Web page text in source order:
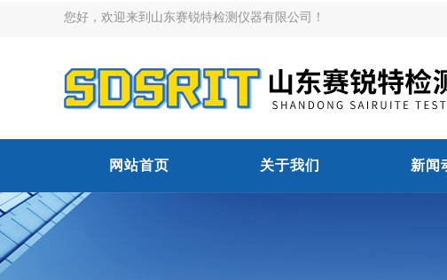
您好，欢迎来到山东赛锐特检测仪器有限公司！
网站首页 关于我们 新闻